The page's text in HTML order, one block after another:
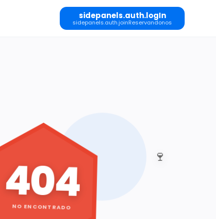
sidepanels.auth.logIn
sidepanels.auth.joinReservandonos
🍷
404
NO ENCONTRADO